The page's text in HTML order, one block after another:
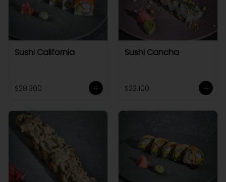
Sushi California
$28.300
Sushi Cancha
$23.100